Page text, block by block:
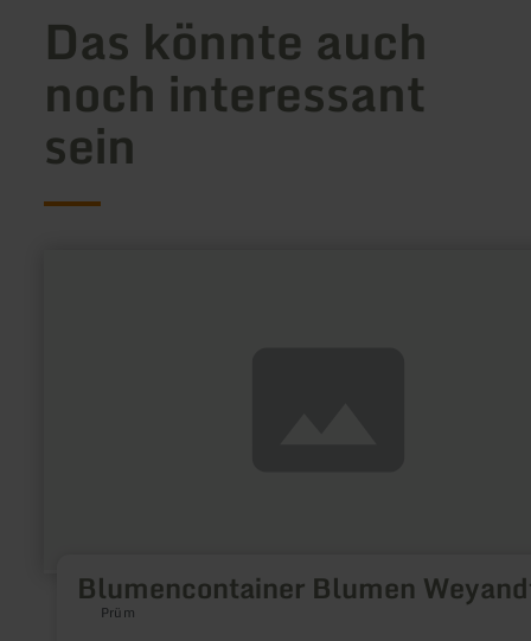
Das könnte auch
noch interessant
sein
Blumencontainer Blumen
Prüm